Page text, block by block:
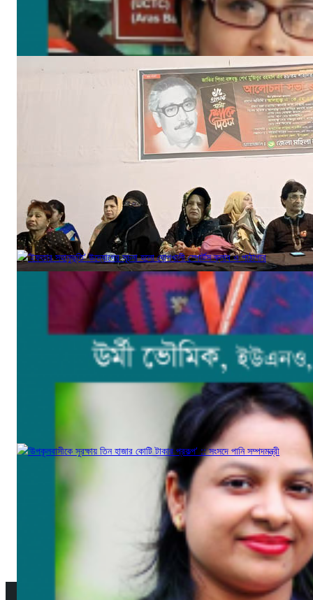
বঙ্গবন্ধুর শাহাদাৎ বার্ষিকী উপলক্ষে পিরোজপুরে জেলা মহিলা আওয়ামীলীগের দোয়া মাহফিল
আগ ১৮, ২০২৩
‘ইফতার সহানুভূতি’ উদ্যোগের সূচনা হলো ঘোপখালী স্পোর্টস ক্লাব ও পাঠাগার
মার্চ ৪, ২০২৫
‘উপকূলবাসীকে সুরক্ষায় তিন হাজার কোটি টাকার প্রকল্প’ :: সংসদে পানি সম্পদমন্ত্রী